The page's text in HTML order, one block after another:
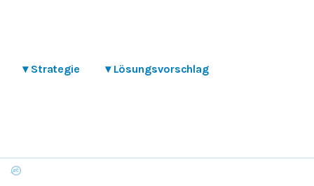
▾ Strategie ▾ Lösungsvorschlag